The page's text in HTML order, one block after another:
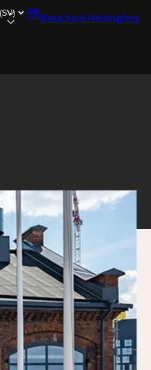
Boka bord Helsingfors